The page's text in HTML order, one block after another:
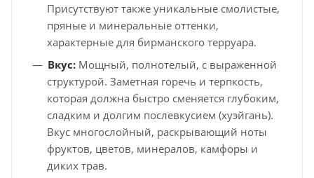
Присутствуют также уникальные смолистые,
пряные и минеральные оттенки,
характерные для бирманского терруара.
Вкус: Мощный, полнотелый, с выраженной
структурой. Заметная горечь и терпкость,
которая должна быстро сменяется глубоким,
сладким и долгим послевкусием (хуэйгань).
Вкус многослойный, раскрывающий ноты
фруктов, цветов, минералов, камфоры и
диких трав.